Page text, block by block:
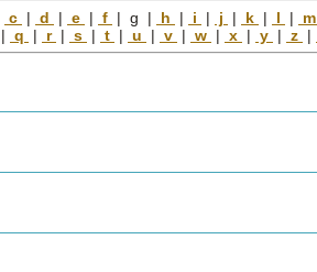
c | d | e | f | g | h | i | j | k | l | m
| q | r | s | t | u | v | w | x | y | z |